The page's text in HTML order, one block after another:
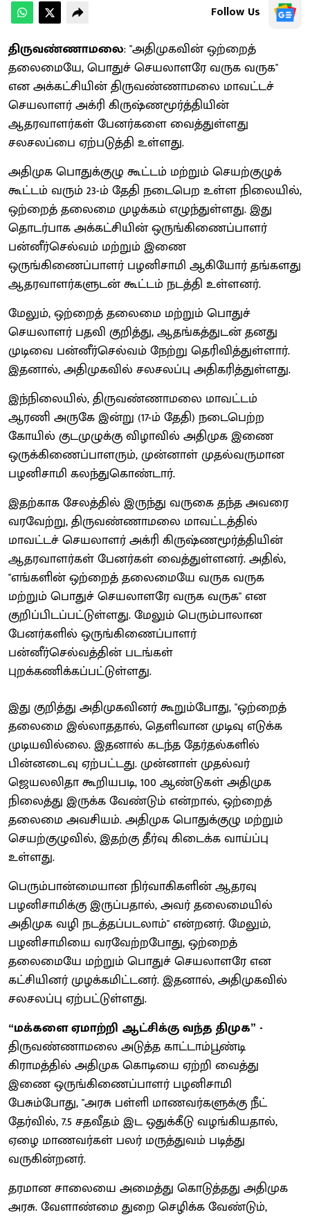
Follow Us
திருவண்ணாமலை: ''அதிமுகவின் ஒற்றைத்
தலைமையே, பொதுச் செயலாளரே வருக வருக''
என அக்கட்சியின் திருவண்ணாமலை மாவட்டச்
செயலாளர் அக்ரி கிருஷ்ணமூர்த்தியின்
ஆதரவாளர்கள் பேனர்களை வைத்துள்ளது
சலசலப்பை ஏற்படுத்தி உள்ளது.
அதிமுக பொதுக்குழு கூட்டம் மற்றும் செயற்குழுக்
கூட்டம் வரும் 23-ம் தேதி நடைபெற உள்ள நிலையில்,
ஒற்றைத் தலைமை முழக்கம் எழுந்துள்ளது. இது
தொடர்பாக அக்கட்சியின் ஒருங்கிணைப்பாளர்
பன்னீர்செல்வம் மற்றும் இணை
ஒருங்கிணைப்பாளர் பழனிசாமி ஆகியோர் தங்களது
ஆதரவாளர்களுடன் கூட்டம் நடத்தி உள்ளனர்.
மேலும், ஒற்றைத் தலைமை மற்றும் பொதுச்
செயலாளர் பதவி குறித்து, ஆதங்கத்துடன் தனது
முடிவை பன்னீர்செல்வம் நேற்று தெரிவித்துள்ளார்.
இதனால், அதிமுகவில் சலசலப்பு அதிகரித்துள்ளது.
இந்நிலையில், திருவண்ணாமலை மாவட்டம்
ஆரணி அருகே இன்று (17-ம் தேதி) நடைபெற்ற
கோயில் குடமுழுக்கு விழாவில் அதிமுக இணை
ஒருக்கிணைப்பாளரும், முன்னாள் முதல்வருமான
பழனிசாமி கலந்துகொண்டார்.
இதற்காக சேலத்தில் இருந்து வருகை தந்த அவரை
வரவேற்று, திருவண்ணாமலை மாவட்டத்தில்
மாவட்டச் செயலாளர் அக்ரி கிருஷ்ணமூர்த்தியின்
ஆதரவாளர்கள் பேனர்கள் வைத்துள்ளனர். அதில்,
''எங்களின் ஒற்றைத் தலைமையே வருக வருக
மற்றும் பொதுச் செயலாளரே வருக வருக'' என
குறிப்பிடப்பட்டுள்ளது. மேலும் பெரும்பாலான
பேனர்களில் ஒருங்கிணைப்பாளர்
பன்னீர்செல்வத்தின் படங்கள்
புறக்கணிக்கப்பட்டுள்ளது.
இது குறித்து அதிமுகவினர் கூறும்போது, ''ஒற்றைத்
தலைமை இல்லாததால், தெளிவான முடிவு எடுக்க
முடியவில்லை. இதனால் கடந்த தேர்தல்களில்
பின்னடைவு ஏற்பட்டது. முன்னாள் முதல்வர்
ஜெயலலிதா கூறியபடி, 100 ஆண்டுகள் அதிமுக
நிலைத்து இருக்க வேண்டும் என்றால், ஒற்றைத்
தலைமை அவசியம். அதிமுக பொதுக்குழு மற்றும்
செயற்குழுவில், இதற்கு தீர்வு கிடைக்க வாய்ப்பு
உள்ளது.
பெரும்பான்மையான நிர்வாகிகளின் ஆதரவு
பழனிசாமிக்கு இருப்பதால், அவர் தலைமையில்
அதிமுக வழி நடத்தப்படலாம்'' என்றனர். மேலும்,
பழனிசாமியை வரவேற்றபோது, ஒற்றைத்
தலைமையே மற்றும் பொதுச் செயலாளரே என
கட்சியினர் முழக்கமிட்டனர். இதனால், அதிமுகவில்
சலசலப்பு ஏற்பட்டுள்ளது.
“மக்களை ஏமாற்றி ஆட்சிக்கு வந்த திமுக” -
திருவண்ணாமலை அடுத்த காட்டாம்பூண்டி
கிராமத்தில் அதிமுக கொடியை ஏற்றி வைத்து
இணை ஒருங்கிணைப்பாளர் பழனிசாமி
பேசும்போது, ''அரசு பள்ளி மாணவர்களுக்கு நீட்
தேர்வில், 7.5 சதவீதம் இட ஒதுக்கீடு வழங்கியதால்,
ஏழை மாணவர்கள் பலர் மருத்துவம் படித்து
வருகின்றனர்.
தரமான சாலையை அமைத்து கொடுத்தது அதிமுக
அரசு. வேளாண்மை துறை செழிக்க வேண்டும்,